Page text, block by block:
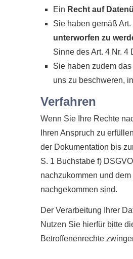
Ein Recht auf
Sie haben gemäß
unterworfen zu
Sinne des Art. 4 Nr. 4
Sie haben zudem
uns zu beschweren,
Verfahren
Wenn Sie Ihre Rechte
Ihren Anspruch zu
der Dokumentation bis
S. 1 Buchstabe f)
nachzukommen und
nachgekommen sind.
Der Verarbeitung Ihrer
Nutzen Sie hierfür bitte
Betroffenenrechte